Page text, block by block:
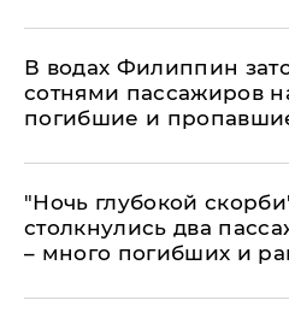
В водах Филиппин
сотнями пассажиров
погибшие и
"Ночь глубокой
столкнулись два
– много погибших и